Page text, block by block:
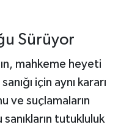
Sürüyor
mahkeme heyeti
için aynı kararı
ve suçlamaların
tutukluluk